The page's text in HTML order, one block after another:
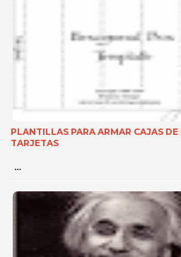
PLANTILLAS PARA ARMAR CAJAS DE
TARJETAS
…